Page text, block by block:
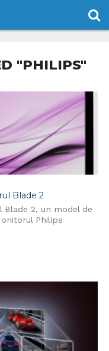
"PHILIPS"
Blade 2
Blade 2, un model de
Philips